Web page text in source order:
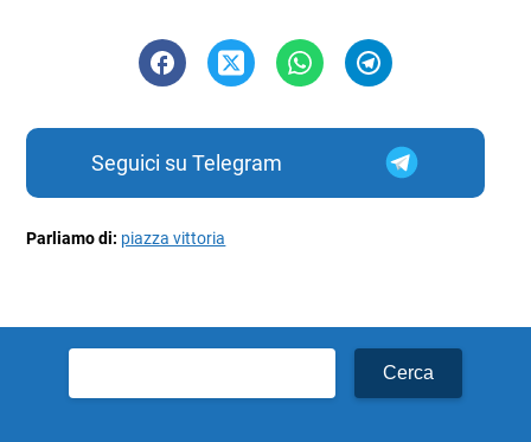
Seguici su Telegram
Parliamo di: piazza vittoria
per: